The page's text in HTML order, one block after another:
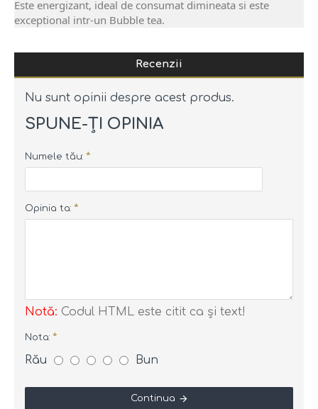
Este energizant, ideal de consumat dimineata si este
exceptional intr-un Bubble tea.
Recenzii
Nu sunt opinii despre acest produs.
SPUNE-ŢI OPINIA
Numele tău:
Opinia ta:
Notă: Codul HTML este citit ca şi text!
Nota:
Rău Bun
Continua